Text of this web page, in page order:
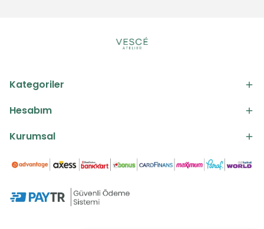
Kategoriler
Hesabım
Kurumsal